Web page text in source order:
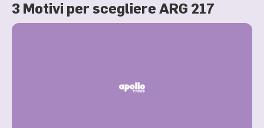
3 Motivi per scegliere ARG 217